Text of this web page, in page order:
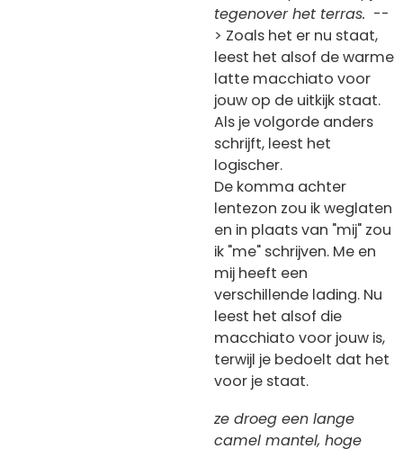
tegenover het terras. --
> Zoals het er nu staat,
leest het alsof de warme
latte macchiato voor
jouw op de uitkijk staat.
Als je volgorde anders
schrijft, leest het
logischer.
De komma achter
lentezon zou ik weglaten
en in plaats van "mij" zou
ik "me" schrijven. Me en
mij heeft een
verschillende lading. Nu
leest het alsof die
macchiato voor jouw is,
terwijl je bedoelt dat het
voor je staat.
ze droeg een lange
camel mantel, hoge